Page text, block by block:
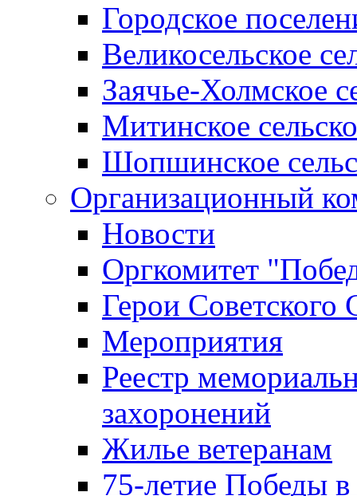
Городское
Великосельское
Заячье-Холмское
Митинское
Шопшинское
Организационный
Новости
Оргкомитет
Герои Советского
Мероприятия
Реестр
захоронений
Жилье ветеранам
75-летие Победы